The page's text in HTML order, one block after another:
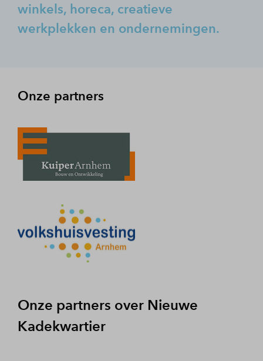
winkels, horeca, creatieve
werkplekken en ondernemingen.
Onze partners
Onze partners over Nieuwe
Kadekwartier